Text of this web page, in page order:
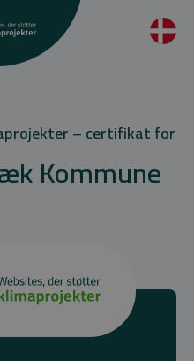
– certifikat for
Kommune